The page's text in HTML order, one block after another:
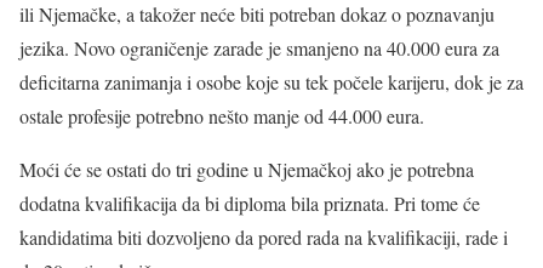
ili Njemačke, a takožer neće biti potreban dokaz o poznavanju
jezika. Novo ograničenje zarade je smanjeno na 40.000 eura za
deficitarna zanimanja i osobe koje su tek počele karijeru, dok je za
ostale profesije potrebno nešto manje od 44.000 eura.
Moći će se ostati do tri godine u Njemačkoj ako je potrebna
dodatna kvalifikacija da bi diploma bila priznata. Pri tome će
kandidatima biti dozvoljeno da pored rada na kvalifikaciji, rade i